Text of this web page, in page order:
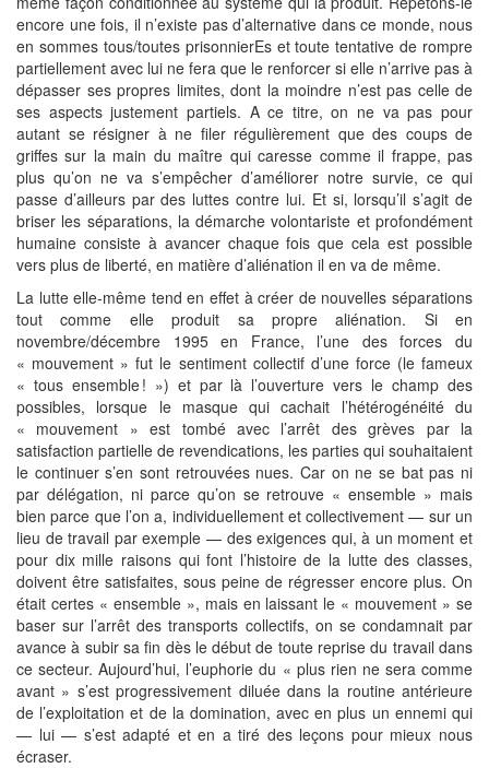
encore une fois, il n’existe pas d’alternative dans ce monde, nous
en sommes tous/toutes prisonnierEs et toute tentative de rompre
partiellement avec lui ne fera que le renforcer si elle n’arrive pas à
dépasser ses propres limites, dont la moindre n’est pas celle de
ses aspects justement partiels. A ce titre, on ne va pas pour
autant se résigner à ne filer régulièrement que des coups de
griffes sur la main du maître qui caresse comme il frappe, pas
plus qu’on ne va s’empêcher d’améliorer notre survie, ce qui
passe d’ailleurs par des luttes contre lui. Et si, lorsqu’il s’agit de
briser les séparations, la démarche volontariste et profondément
humaine consiste à avancer chaque fois que cela est possible
vers plus de liberté, en matière d’aliénation il en va de même.
La lutte elle-même tend en effet à créer de nouvelles séparations
tout comme elle produit sa propre aliénation. Si en
novembre/décembre 1995 en France, l’une des forces du
« mouvement » fut le sentiment collectif d’une force (le fameux
« tous ensemble ! ») et par là l’ouverture vers le champ des
possibles, lorsque le masque qui cachait l’hétérogénéité du
« mouvement » est tombé avec l’arrêt des grèves par la
satisfaction partielle de revendications, les parties qui souhaitaient
le continuer s’en sont retrouvées nues. Car on ne se bat pas ni
par délégation, ni parce qu’on se retrouve « ensemble » mais
bien parce que l’on a, individuellement et collectivement — sur un
lieu de travail par exemple — des exigences qui, à un moment et
pour dix mille raisons qui font l’histoire de la lutte des classes,
doivent être satisfaites, sous peine de régresser encore plus. On
était certes « ensemble », mais en laissant le « mouvement » se
baser sur l’arrêt des transports collectifs, on se condamnait par
avance à subir sa fin dès le début de toute reprise du travail dans
ce secteur. Aujourd’hui, l’euphorie du « plus rien ne sera comme
avant » s’est progressivement diluée dans la routine antérieure
de l’exploitation et de la domination, avec en plus un ennemi qui
— lui — s’est adapté et en a tiré des leçons pour mieux nous
écraser.